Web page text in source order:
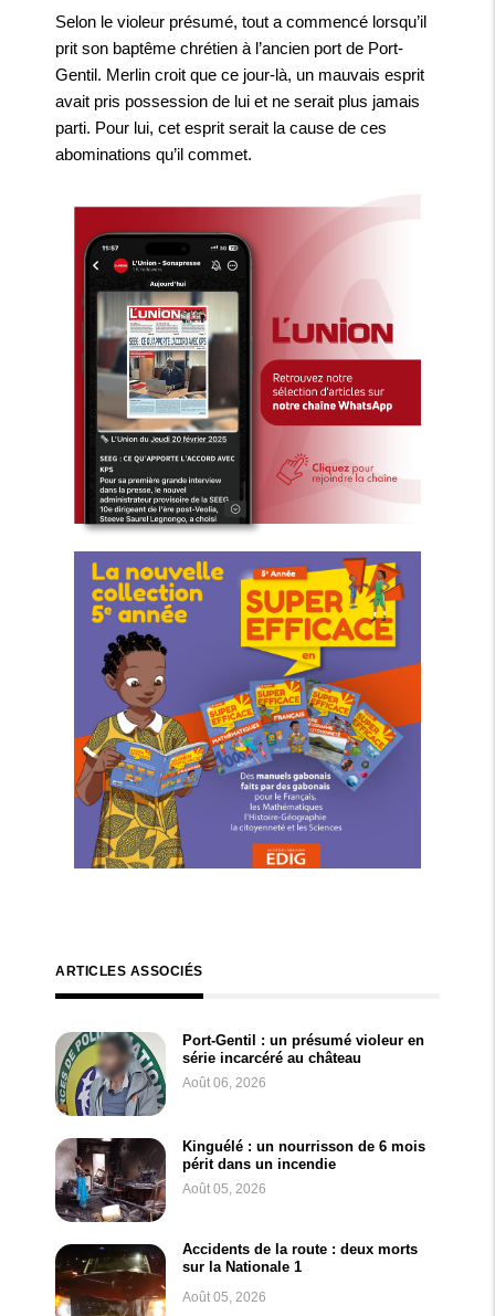
Selon le violeur présumé, tout a commencé lorsqu’il
prit son baptême chrétien à l’ancien port de Port-
Gentil. Merlin croit que ce jour-là, un mauvais esprit
avait pris possession de lui et ne serait plus jamais
parti. Pour lui, cet esprit serait la cause de ces
abominations qu’il commet.
ARTICLES ASSOCIÉS
Port-Gentil : un présumé violeur en
série incarcéré au château
Août 06, 2026
Kinguélé : un nourrisson de 6 mois
périt dans un incendie
Août 05, 2026
Accidents de la route : deux morts
sur la Nationale 1
Août 05, 2026